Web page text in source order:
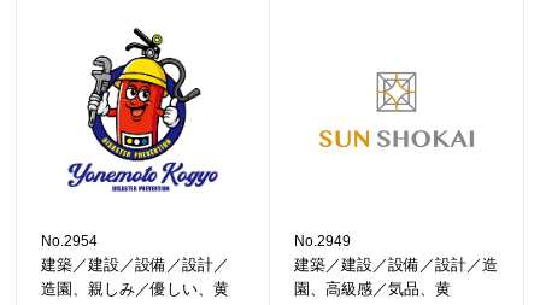
No.2954
建築／建設／設備／設計／
造園、親しみ／優しい、黄
No.2949
建築／建設／設備／設計／造
園、高級感／気品、黄